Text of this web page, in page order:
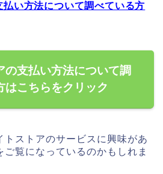
い方法について調べている方
の支払い方法について調
はこちらをクリック
トストアのサービスに興味があ
ご覧になっているのかもしれま